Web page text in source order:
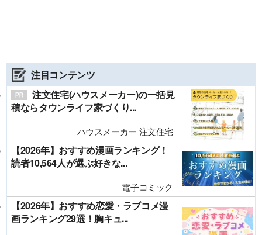
注目コンテンツ
注文住宅(ハウスメーカー)の一括見
積ならタウンライフ家づくり...
ハウスメーカー 注文住宅
【2026年】おすすめ漫画ランキング！
読者10,564人が選ぶ好きな...
電子コミック
【2026年】おすすめ恋愛・ラブコメ漫
画ランキング29選！胸キュ...